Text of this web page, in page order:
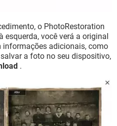
o PhotoRestoration
esquerda, você verá a original
informações adicionais, como
a foto no seu dispositivo,
.